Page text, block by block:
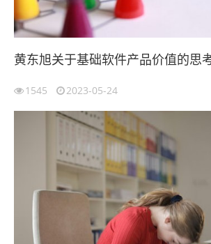
黄东旭关于基础软件产品价值的思
1545 2023-05-24